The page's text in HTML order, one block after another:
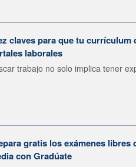
claves para que tu
laborales
trabajo no solo implica tener
gratis los exámenes libres
con Gradúate